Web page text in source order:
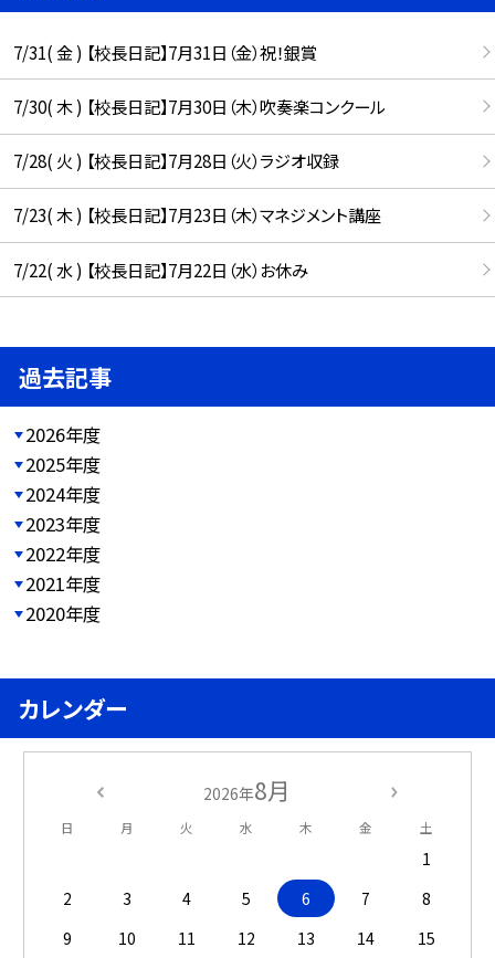
7/31( 金 ) 【校長日記】7月31日（金）祝！銀賞
7/30( 木 ) 【校長日記】7月30日（木）吹奏楽コンクール
7/28( 火 ) 【校長日記】7月28日（火）ラジオ収録
7/23( 木 ) 【校長日記】7月23日（木）マネジメント講座
7/22( 水 ) 【校長日記】7月22日（水）お休み
過去記事
2026年度
2025年度
2024年度
2023年度
2022年度
2021年度
2020年度
カレンダー
2026年8月
日 月 火 水 木 金 土
1
2
3 4 5 6 7
8
9
10 11 12 13 14
15